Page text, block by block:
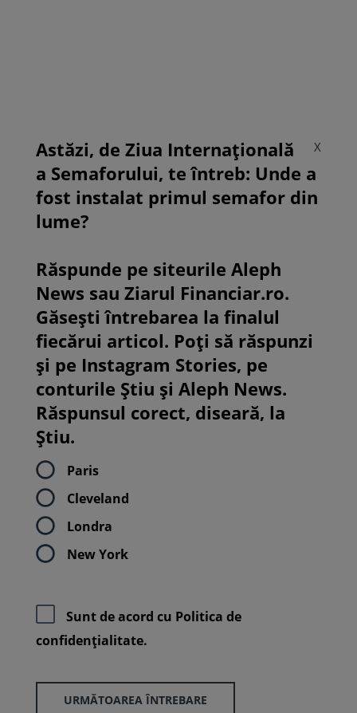
X
Astăzi, de Ziua Internațională
a Semaforului, te întreb: Unde a
fost instalat primul semafor din
lume?
Răspunde pe siteurile Aleph
News sau Ziarul Financiar.ro.
Găsești întrebarea la finalul
fiecărui articol. Poți să răspunzi
și pe Instagram Stories, pe
conturile Știu și Aleph News.
Răspunsul corect, diseară, la
Știu.
Paris
Cleveland
Londra
New York
Sunt de acord cu Politica de
confidenţialitate.
URMĂTOAREA ÎNTREBARE